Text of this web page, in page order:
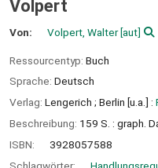
Volpert
Von: Volpert, Walter[aut]
Ressourcentyp: Buch
Sprache: Deutsch
Verlag: Lengerich ; Berlin [u.a.] :
Beschreibung: 159 S. : graph.
ISBN:
3928057588
Schlagwörter: